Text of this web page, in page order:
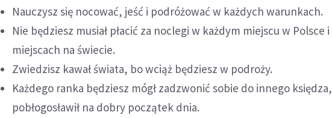
Nauczysz się nocować, jeść i podróżować w każdych warunkach.
Nie będziesz musiał płacić za noclegi w każdym miejscu w Polsce
miejscach na świecie.
Zwiedzisz kawał świata, bo wciąż będziesz w podroży.
Każdego ranka będziesz mógł zadzwonić sobie do innego
pobłogosławił na dobry początek dnia.